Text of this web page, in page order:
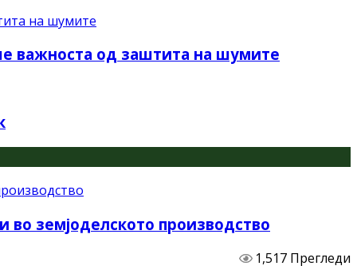
важноста од заштита на шумите
во земјоделското производство
1,517 Прегледи